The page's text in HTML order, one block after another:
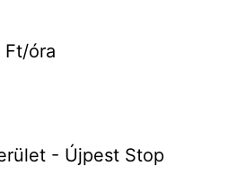
Ft/óra
- Újpest Stop